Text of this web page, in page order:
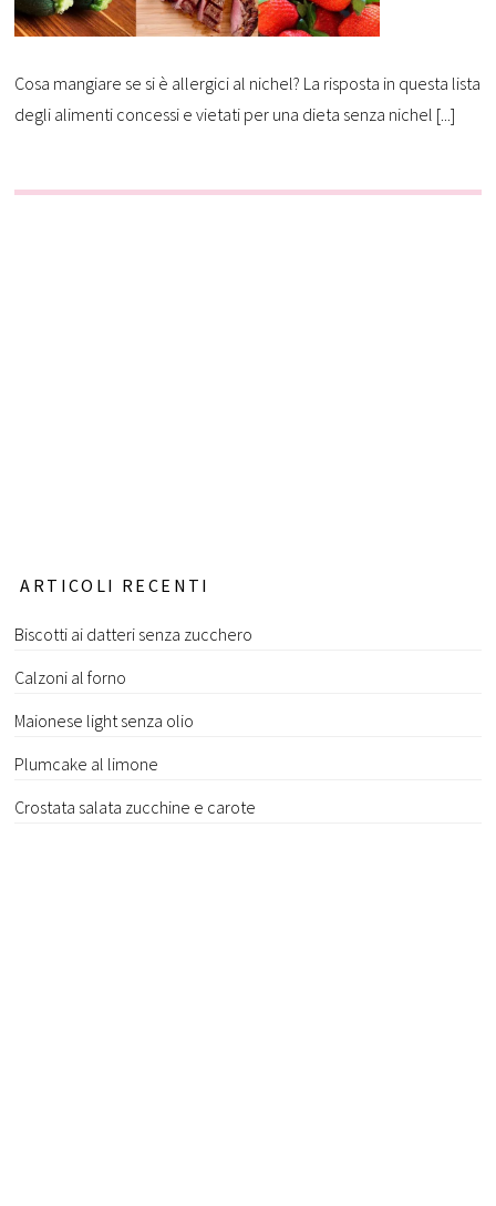
Cosa mangiare se si è allergici al nichel? La risposta in questa lista
degli alimenti concessi e vietati per una dieta senza nichel [...]
ARTICOLI RECENTI
Biscotti ai datteri senza zucchero
Calzoni al forno
Maionese light senza olio
Plumcake al limone
Crostata salata zucchine e carote